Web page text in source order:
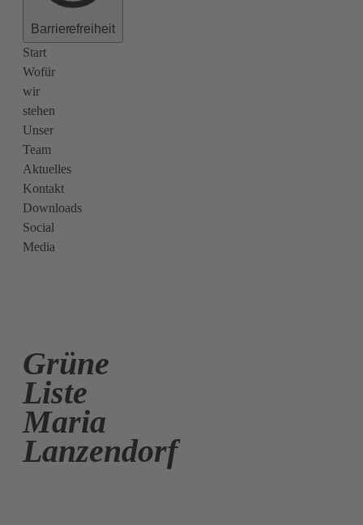
Barrierefreiheit
Start
Wofür
wir
stehen
Unser
Team
Aktuelles
Kontakt
Downloads
Social
Media
Grüne
Liste
Maria
Lanzendorf